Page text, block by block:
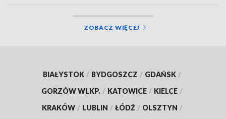
ZOBACZ WIĘCEJ
BIAŁYSTOK / BYDGOSZCZ / GDAŃSK /
GORZÓW WLKP. / KATOWICE / KIELCE /
KRAKÓW / LUBLIN / ŁÓDŹ / OLSZTYN /